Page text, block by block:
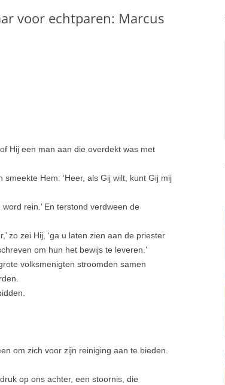
voor echtparen: Marcus
Hij een man aan die overdekt was met
Hem: ‘Heer, als Gij wilt, kunt Gij mij
rein.’ En terstond verdween de
zo zei Hij, ‘ga u laten zien aan de priester
om hun het bewijs te leveren.’
volksmenig­ten stroomden samen
om zich voor zijn reiniging aan te bieden.
op ons achter, een stoornis, die